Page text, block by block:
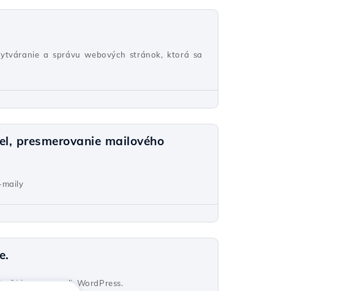
a správu webových stránok, ktorá sa
presmerovanie mailového
Object v paneli WordPress.